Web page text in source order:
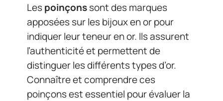
Lespoinçonssont des marques
apposées sur les bijoux en or pour
indiquer leur teneur en or. Ils assurent
l’authenticité et permettent de
distinguer les différents types d’or.
Connaître et comprendre ces
poinçons est essentiel pour évaluer la